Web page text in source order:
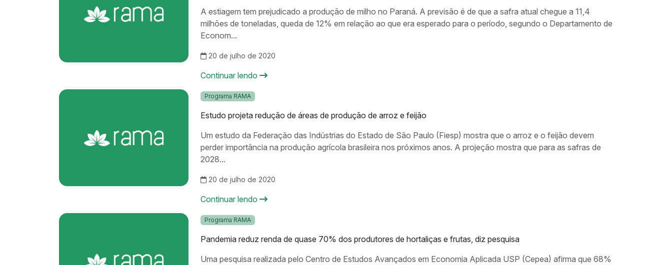
A estiagem tem prejudicado a produção de milho no Paraná. A previsão é de que a safra atual chegue a 11,4
milhões de toneladas, queda de 12% em relação ao que era esperado para o período, segundo o Departamento de
Econom...
20 de julho de 2020
Continuar lendo
Programa RAMA
Estudo projeta redução de áreas de produção de arroz e feijão
Um estudo da Federação das Indústrias do Estado de São Paulo (Fiesp) mostra que o arroz e o feijão devem
perder importância na produção agrícola brasileira nos próximos anos. A projeção mostra que para as safras de
2028...
20 de julho de 2020
Continuar lendo
Programa RAMA
Pandemia reduz renda de quase 70% dos produtores de hortaliças e frutas, diz pesquisa
Uma pesquisa realizada pelo Centro de Estudos Avançados em Economia Aplicada USP (Cepea) afirma que 68%